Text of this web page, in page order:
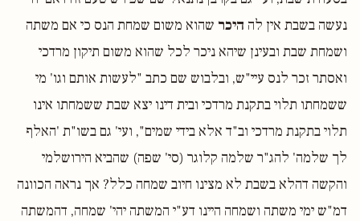
נעשה בשבת אין לה היכר שהוא משום שמחת הנס כי אם משתה
ושמחת שבת ובעינן שיהא ניכר לכל שהוא משום תיקון מרדכי
ואסתר זכר לנס עיי"ש, ובלבוש שם כתב "לעשות אותם וגו' מי
ששמחתו תלוי בתקנת מרדכי ובית דינו יצא שבת ששמחתו אינו
תלוי בתקנת מרדכי וב"ד אלא בידי שמים", ועי' גם בשו"ת 'האלף
לך שלמה' להג"ר שלמה קלוגר (סי' שפה) שהביא הירושלמי
והקשה דהלא בשבת לא מצינו חיוב שמחה כלל? אך נראה הכוונה
דמ"ש ימי משתה ושמחה היינו דע"י המשתה יהי' שמחה, דהמשתה